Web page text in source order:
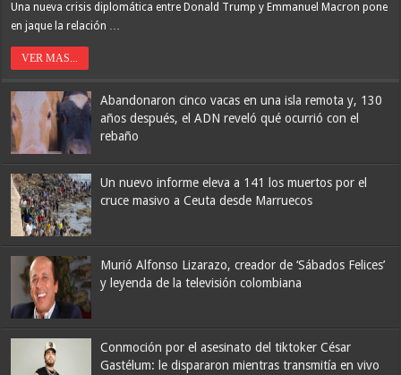
Una nueva crisis diplomática entre Donald Trump y Emmanuel Macron pone
en jaque la relación …
VER MAS...
Abandonaron cinco vacas en una isla remota y, 130
años después, el ADN reveló qué ocurrió con el
rebaño
Un nuevo informe eleva a 141 los muertos por el
cruce masivo a Ceuta desde Marruecos
Murió Alfonso Lizarazo, creador de ‘Sábados Felices’
y leyenda de la televisión colombiana
Conmoción por el asesinato del tiktoker César
Gastélum: le dispararon mientras transmitía en vivo